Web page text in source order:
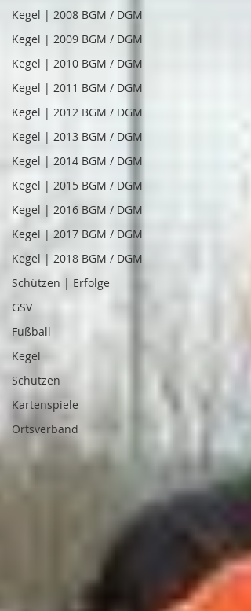
Kegel | 2008 BGM / DGM
Kegel | 2009 BGM / DGM
Kegel | 2010 BGM / DGM
Kegel | 2011 BGM / DGM
Kegel | 2012 BGM / DGM
Kegel | 2013 BGM / DGM
Kegel | 2014 BGM / DGM
Kegel | 2015 BGM / DGM
Kegel | 2016 BGM / DGM
Kegel | 2017 BGM / DGM
Kegel | 2018 BGM / DGM
Schützen | Erfolge
GSV
Fußball
Kegel
Schützen
Kartenspiele
Ortsverband